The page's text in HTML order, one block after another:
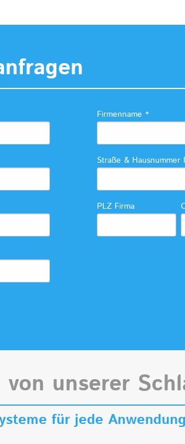
Firmenname *
Straße & Hausnummer
PLZ Firma
unserer
für jede Anwendung